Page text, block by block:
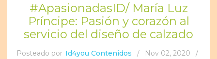
#ApasionadasID/ María Luz
Príncipe: Pasión y corazón al
servicio del diseño de calzado
Posteado por Id4you Contenidos / Nov 02, 2020
/